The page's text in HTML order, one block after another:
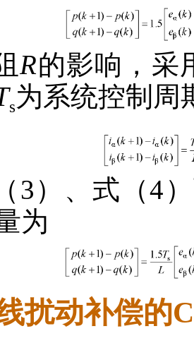
R的影响，采
s为系统控制周
3）、式（4
为
扰动补偿的